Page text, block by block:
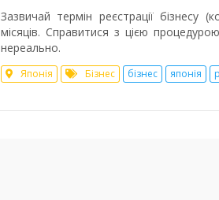
Зазвичай термін реєстрації бізнесу
місяців. Справитися з цією
нереально.
Японія Бізнес бізнес японія